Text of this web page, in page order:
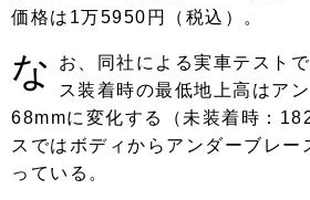
価格は1万5950円（税込）。
な
お、同社による実車テスト
ス装着時の最低地上高はア
68mmに変化する（未装着時：
スではボディからアンダーブレー
っている。